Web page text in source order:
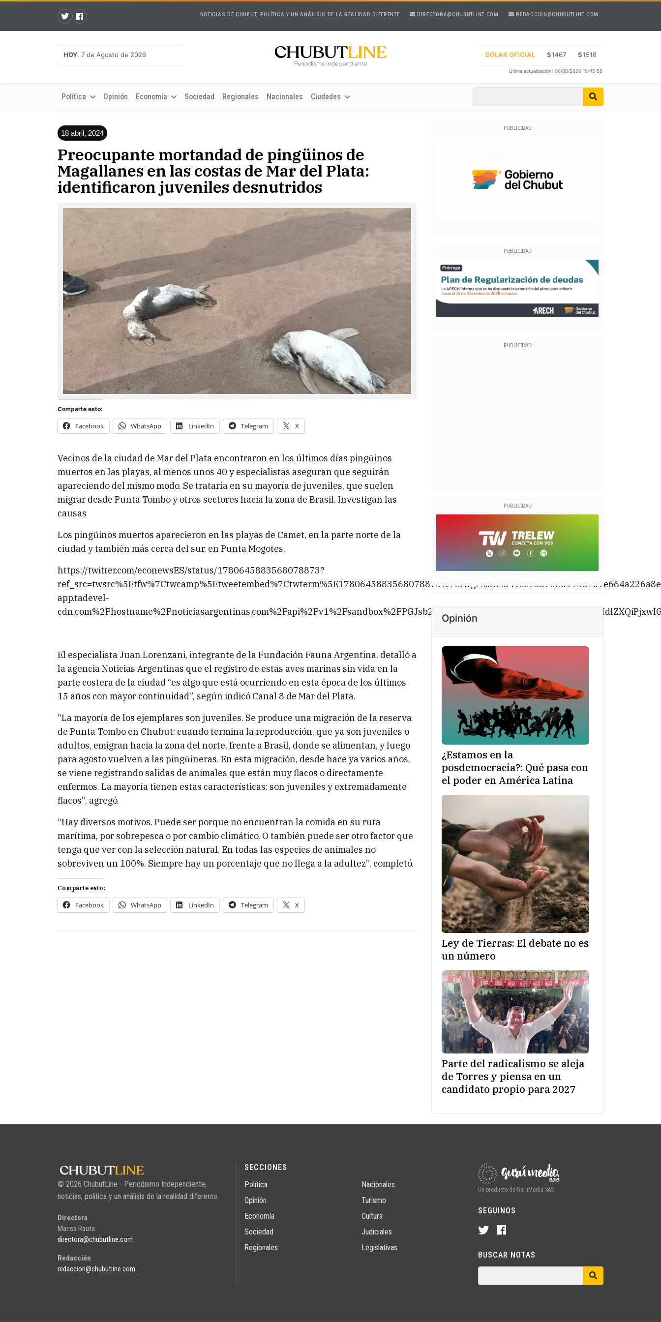
NOTICIAS DE CHUBUT, POLÍTICA Y UN ANÁLISIS DE LA REALIDAD DIFERENTE DIRECTORA@CHUBUTLINE.COM REDACCION@CHUBUTLINE.COM
HOY, 7 de Agosto de 2026 DÓLAR OFICIAL $1467 $1518
Última actualización: 06/08/2026 19:45:50
Política Opinión Economía Sociedad Regionales Nacionales Ciudades
18 abril, 2024
Preocupante mortandad de pingüinos de
Magallanes en las costas de Mar del Plata:
identificaron juveniles desnutridos
Comparte esto:
Facebook WhatsApp LinkedIn Telegram X
Vecinos de la ciudad de Mar del Plata encontraron en los últimos días pingüinos
muertos en las playas, al menos unos 40 y especialistas aseguran que seguirán
apareciendo del mismo modo. Se trataría en su mayoría de juveniles, que suelen
migrar desde Punta Tombo y otros sectores hacia la zona de Brasil. Investigan las
causas
Los pingüinos muertos aparecieron en las playas de Camet, en la parte norte de la
ciudad y también más cerca del sur, en Punta Mogotes.
https://twitter.com/econewsES/status/1780645883568078873?
app.tadevel-
El especialista Juan Lorenzani, integrante de la Fundación Fauna Argentina. detalló a
la agencia Noticias Argentinas que el registro de estas aves marinas sin vida en la
parte costera de la ciudad “es algo que está ocurriendo en esta época de los últimos
15 años con mayor continuidad”, según indicó Canal 8 de Mar del Plata.
“La mayoría de los ejemplares son juveniles. Se produce una migración de la reserva
de Punta Tombo en Chubut: cuando termina la reproducción, que ya son juveniles o
adultos, emigran hacia la zona del norte, frente a Brasil, donde se alimentan, y luego
para agosto vuelven a las pingüineras. En esta migración, desde hace ya varios años,
se viene registrando salidas de animales que están muy flacos o directamente
enfermos. La mayoría tienen estas características: son juveniles y extremadamente
flacos”, agregó.
“Hay diversos motivos. Puede ser porque no encuentran la comida en su ruta
marítima, por sobrepesca o por cambio climático. O también puede ser otro factor que
tenga que ver con la selección natural. En todas las especies de animales no
sobreviven un 100%. Siempre hay un porcentaje que no llega a la adultez”, completó.
Comparte esto:
Facebook WhatsApp LinkedIn Telegram X
Opinión
¿Estamos en la
posdemocracia?: Qué pasa con
el poder en América Latina
Ley de Tierras: El debate no es
un número
Parte del radicalismo se aleja
de Torres y piensa en un
candidato propio para 2027
© 2026 ChubutLine - Periodismo Independiente,
noticias, politica y un análisis de la realidad diferente.
Directora
Marisa Rauta
directora@chubutline.com
Redacción
redaccion@chubutline.com
SECCIONES
Política
Opinión
Economía
Sociedad
Regionales
Nacionales
Turismo
Cultura
Judiciales
Legislativas
Un producto de GuruMedia SAS
SEGUINOS
BUSCAR NOTAS